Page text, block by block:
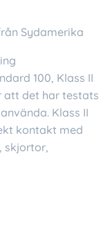
Sydamerika
100, Klass II
att det har testats
Klass II
kontakt med
skjortor,